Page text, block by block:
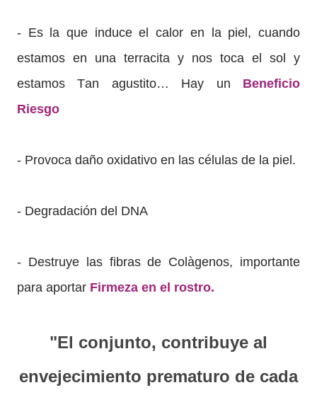
- Es la que induce el calor en la piel, cuando
estamos en una terracita y nos toca el sol y
estamos Tan agustito… Hay un Beneficio
Riesgo
- Provoca daño oxidativo en las células de la piel.
- Degradación del DNA
- Destruye las fibras de Colàgenos, importante
para aportar Firmeza en el rostro.
"El conjunto, contribuye al
envejecimiento prematuro de cada